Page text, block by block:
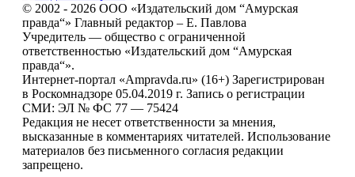
© 2002 - 2026 ООО «Издательский дом “Амурская
правда“» Главный редактор – Е. Павлова
Учредитель — общество с ограниченной
ответственностью «Издательский дом “Амурская
правда“».
Интернет-портал «Ampravda.ru» (16+) Зарегистрирован
в Роскомнадзоре 05.04.2019 г. Запись о регистрации
СМИ: ЭЛ № ФС 77 — 75424
Редакция не несет ответственности за мнения,
высказанные в комментариях читателей. Использование
материалов без письменного согласия редакции
запрещено.